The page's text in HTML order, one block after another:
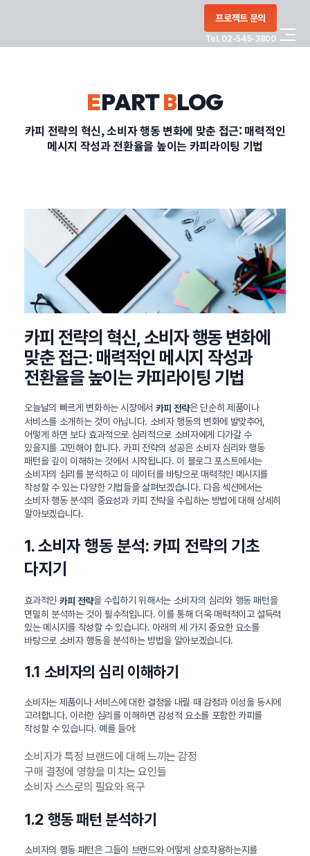
프로젝트 문의
Tel. 02-545-3800
PORTFOLIO
CONTACT
정부지원사업
EPARTBLOG
카피 전략의 혁신, 소비자 행동 변화에 맞춘 접근: 매력적인
메시지 작성과 전환율을 높이는 카피라이팅 기법
카피 전략의 혁신, 소비자 행동 변화에
맞춘 접근: 매력적인 메시지 작성과
전환율을 높이는 카피라이팅 기법
오늘날의 빠르게 변화하는 시장에서 카피 전략은 단순히 제품이나
서비스를 소개하는 것이 아닙니다. 소비자 행동의 변화에 발맞추어,
어떻게 하면 보다 효과적으로 심리적으로 소비자에게 다가갈 수
있을지를 고민해야 합니다. 카피 전략의 성공은 소비자 심리와 행동
패턴을 깊이 이해하는 것에서 시작됩니다. 이 블로그 포스트에서는
소비자의 심리를 분석하고 이 데이터를 바탕으로 매력적인 메시지를
작성할 수 있는 다양한 기법들을 살펴보겠습니다. 다음 섹션에서는
소비자 행동 분석의 중요성과 카피 전략을 수립하는 방법에 대해 상세히
알아보겠습니다.
1. 소비자 행동 분석: 카피 전략의 기초
다지기
효과적인 카피 전략을 수립하기 위해서는 소비자의 심리와 행동 패턴을
면밀히 분석하는 것이 필수적입니다. 이를 통해 더욱 매력적이고 설득력
있는 메시지를 작성할 수 있습니다. 아래의 세 가지 중요한 요소를
바탕으로 소비자 행동을 분석하는 방법을 알아보겠습니다.
1.1 소비자의 심리 이해하기
소비자는 제품이나 서비스에 대한 결정을 내릴 때 감정과 이성을 동시에
고려합니다. 이러한 심리를 이해하면 감성적 요소를 포함한 카피를
작성할 수 있습니다. 예를 들어:
소비자가 특정 브랜드에 대해 느끼는 감정
구매 결정에 영향을 미치는 요인들
소비자 스스로의 필요와 욕구
1.2 행동 패턴 분석하기
소비자의 행동 패턴은 그들이 브랜드와 어떻게 상호작용하는지를